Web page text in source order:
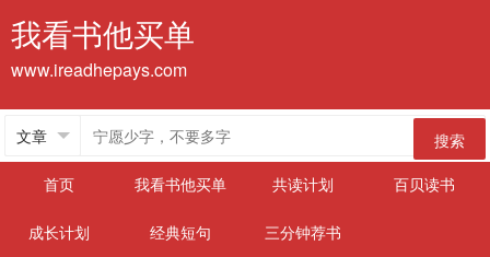
我看书他买单
www.ireadhepays.com
搜索
首页
我看书他买单 共读计划 百贝读书
成长计划 经典短句
三分钟荐书